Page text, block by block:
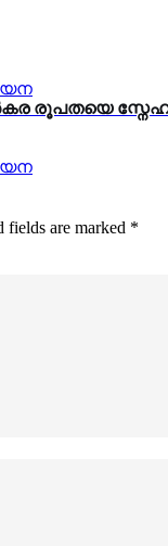
രൂപതയെ
fields are marked *